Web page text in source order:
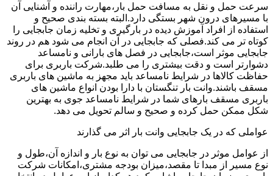
سرعت حمل و نقل به مسافت حمل بار،مهارت راننده و آشنایی آن
با مسیرهای درون شهر بستگی دارد.البته بسته بندی صحیح و
استفاده از افراد آموزش دیده در بارگیری و تخلیه زمان جابجایی را
کوتاه تر می کند.فصلی که جابجایی در آن انجام می شود هم در روند
جابجایی موثر است،جابجایی در فصل های بارانی و نامساعد
دشوارتر است و دقت بیشتری را می طلبد.شرکت باربری برای
حفاظت کالاها در شرایط نامساعد باید مجهز به ماشین های باربری
مسقف باشند.وانت بار تنگستان با دارا بودن انواع ماشین های
باربری مسقف بارهای شما در شرایط نامساعد جوی به بهترین
شکل ممکن حمل کرده و صحیح و سالم تحویل می دهد.
عواملی که در یک جابجایی وانت بار اثر می گذارند
از عوامل موثر در جابجایی می توان به نوع بار و اندازه آن،طول و
نوع مسیر از مبدا تا مقصد،میزان بودجه مشتری،امکانات شرکت